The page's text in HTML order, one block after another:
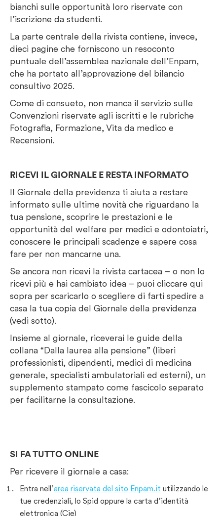
bianchi sulle opportunità loro riservate con
l’iscrizione da studenti.
La parte centrale della rivista contiene, invece,
dieci pagine che forniscono un resoconto
puntuale dell’assemblea nazionale dell’Enpam,
che ha portato all’approvazione del bilancio
consultivo 2025.
Come di consueto, non manca il servizio sulle
Convenzioni riservate agli iscritti e le rubriche
Fotografia, Formazione, Vita da medico e
Recensioni.
RICEVI IL GIORNALE E RESTA INFORMATO
Il Giornale della previdenza ti aiuta a restare
informato sulle ultime novità che riguardano la
tua pensione, scoprire le prestazioni e le
opportunità del welfare per medici e odontoiatri,
conoscere le principali scadenze e sapere cosa
fare per non mancarne una.
Se ancora non ricevi la rivista cartacea – o non lo
ricevi più e hai cambiato idea – puoi cliccare qui
sopra per scaricarlo o scegliere di farti spedire a
casa la tua copia del Giornale della previdenza
(vedi sotto).
Insieme al giornale, riceverai le guide della
collana “Dalla laurea alla pensione” (liberi
professionisti, dipendenti, medici di medicina
generale, specialisti ambulatoriali ed esterni), un
supplemento stampato come fascicolo separato
per facilitarne la consultazione.
SI FA TUTTO ONLINE
Per ricevere il giornale a casa:
Entra nell’area riservata del sito Enpam.it utilizzando le
tue credenziali, lo Spid oppure la carta d’identità
elettronica (Cie)